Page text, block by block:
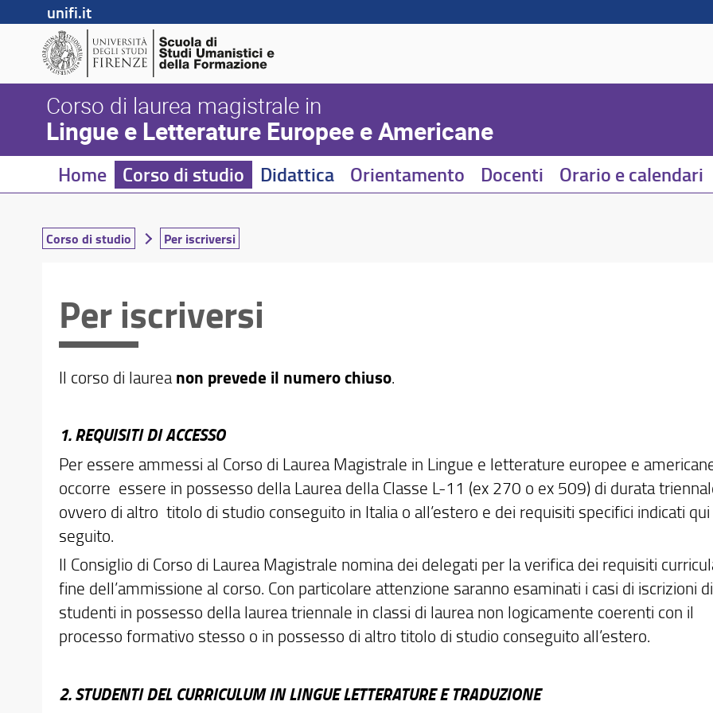
unifi.it
Corso di laurea magistrale in
Lingue e Letterature Europee e Americane
Home Corso di studio Didattica Orientamento Docenti Orario e calendari
Corso di studio Per iscriversi
Per iscriversi
Il corso di laurea non prevede il numero chiuso.
1. REQUISITI DI ACCESSO
Per essere ammessi al Corso di Laurea Magistrale in Lingue e letterature europee e
occorre essere in possesso della Laurea della Classe L-11 (ex 270 o ex 509) di durata
ovvero di altro titolo di studio conseguito in Italia o all’estero e dei requisiti specifici indicati qui
seguito.
Il Consiglio di Corso di Laurea Magistrale nomina dei delegati per la verifica dei requisiti
fine dell’ammissione al corso. Con particolare attenzione saranno esaminati i casi di iscrizioni di
studenti in possesso della laurea triennale in classi di laurea non logicamente coerenti con il
processo formativo stesso o in possesso di altro titolo di studio conseguito all’estero.
2. STUDENTI DEL CURRICULUM IN LINGUE LETTERATURE E TRADUZIONE